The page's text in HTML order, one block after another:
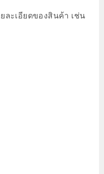
ละเอียดของสินค้า เช่น